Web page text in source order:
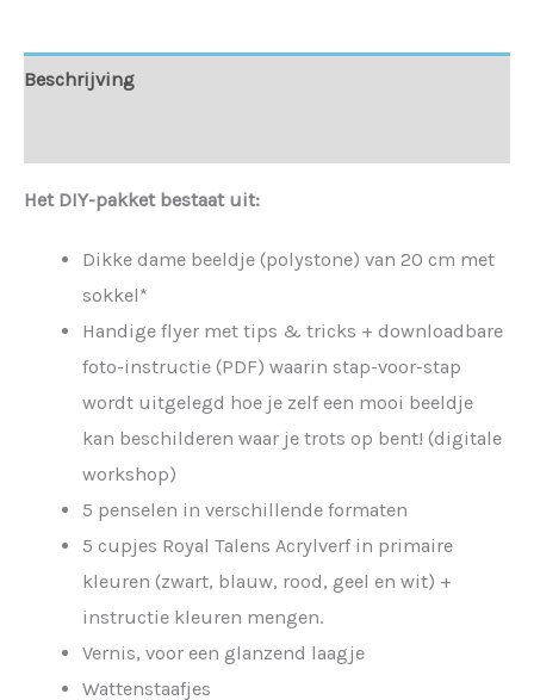
Beschrijving
Het DIY-pakket bestaat uit:
Dikke dame beeldje (polystone) van 20 cm met
sokkel*
Handige flyer met tips & tricks + downloadbare
foto-instructie (PDF) waarin stap-voor-stap
wordt uitgelegd hoe je zelf een mooi beeldje
kan beschilderen waar je trots op bent! (digitale
workshop)
5 penselen in verschillende formaten
5 cupjes Royal Talens Acrylverf in primaire
kleuren (zwart, blauw, rood, geel en wit) +
instructie kleuren mengen.
Vernis, voor een glanzend laagje
Wattenstaafjes